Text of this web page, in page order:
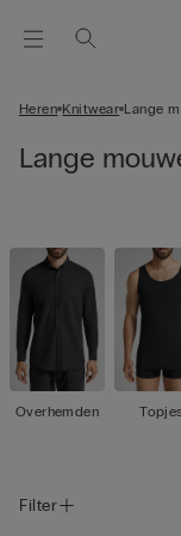
Heren Knitwear Lange
Lange
Overhemden Topjes
Filter